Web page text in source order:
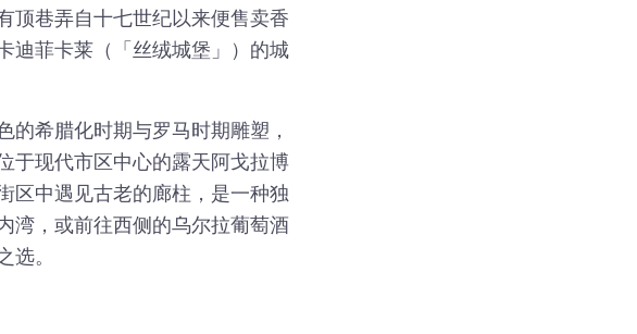
顶巷弄自十七世纪以来便售卖香
迪菲卡莱（「丝绒城堡」）的城
希腊化时期与罗马时期雕塑，
于现代市区中心的露天阿戈拉博
区中遇见古老的廊柱，是一种独
湾，或前往西侧的乌尔拉葡萄酒
选。